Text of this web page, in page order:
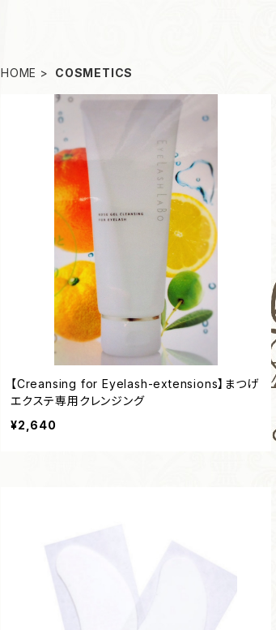
HOME COSMETICS
【Creansing for Eyelash-extensions】まつげ
エクステ専用クレンジング
¥2,640